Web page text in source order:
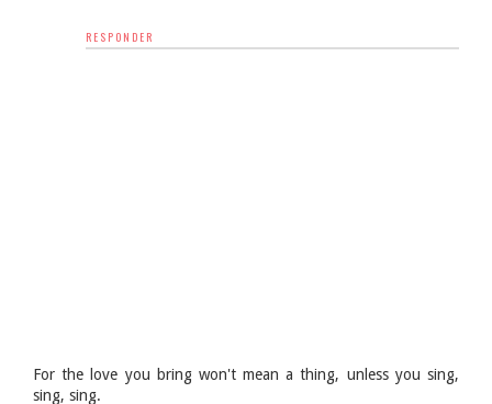
RESPONDER
For the love you bring won't mean a thing, unless you sing,
sing, sing.